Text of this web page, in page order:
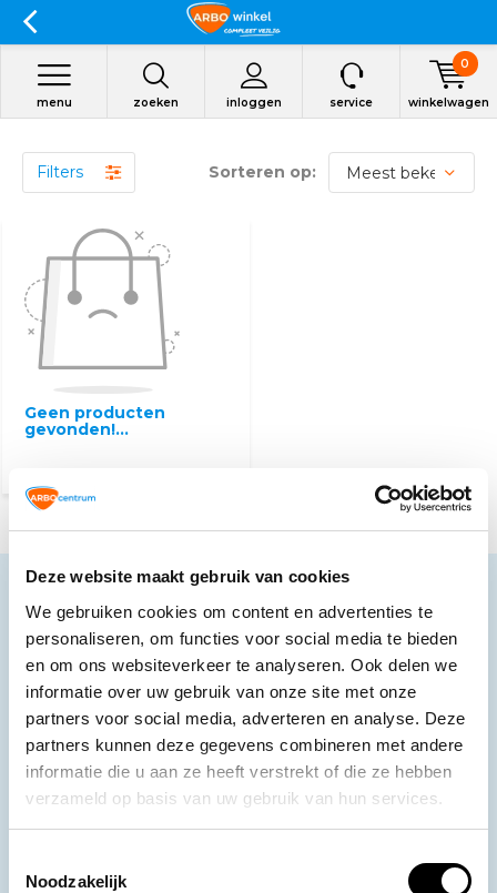
Deze website maakt gebruik van cookies
We gebruiken cookies om content en advertenties te
personaliseren, om functies voor social media te bieden
en om ons websiteverkeer te analyseren. Ook delen we
informatie over uw gebruik van onze site met onze
partners voor social media, adverteren en analyse. Deze
partners kunnen deze gegevens combineren met andere
informatie die u aan ze heeft verstrekt of die ze hebben
verzameld op basis van uw gebruik van hun services.
Noodzakelijk
zoeken inloggen
menu service winkelwagen
0
Filters Sorteren op:
Geen producten
gevonden!...
Ons klantenservice staat voor je klaar.
Volg ons
Ontvang de nieuwste aanbiedingen en
promoties
Abonneer